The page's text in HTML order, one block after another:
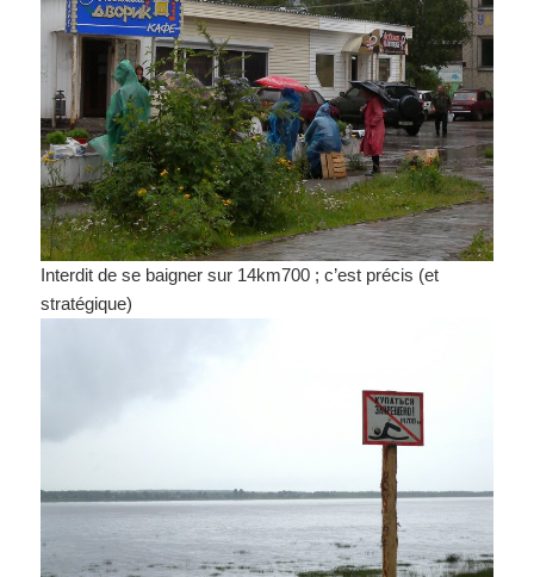
Interdit de se baigner sur 14km700 ; c’est précis (et
stratégique)